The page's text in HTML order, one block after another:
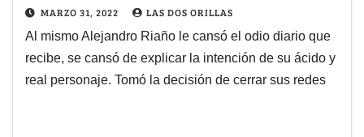
MARZO 31, 2022 LAS DOS ORILLAS
Al mismo Alejandro Riaño le cansó el odio diario que
recibe, se cansó de explicar la intención de su ácido y
real personaje. Tomó la decisión de cerrar sus redes